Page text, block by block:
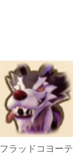
フラッドコヨーテ